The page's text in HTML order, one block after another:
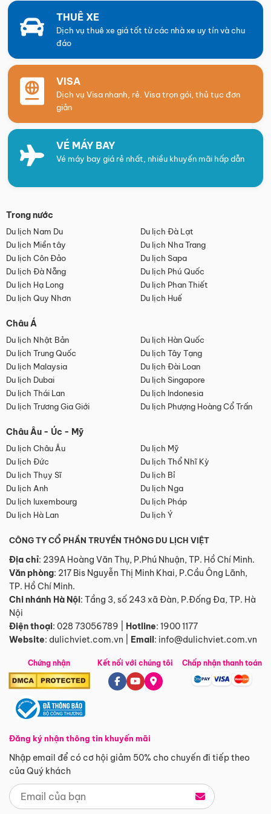
THUÊ XE
Dịch vụ thuê xe giá tốt từ các nhà xe uy tín và chu
đáo
VISA
Dịch vụ Visa nhanh, rẻ. Visa trọn gói, thủ tục đơn
giản
VÉ MÁY BAY
Vé máy bay giá rẻ nhất, nhiều khuyến mãi hấp dẫn
Trong nước
Du lịch Nam Du
Du lịch Đà Lạt
Du lịch Miền tây
Du lịch Nha Trang
Du lịch Côn Đảo
Du lịch Sapa
Du lịch Đà Nẵng
Du lịch Phú Quốc
Du lịch Hạ Long
Du lịch Phan Thiết
Du lịch Quy Nhơn
Du lịch Huế
Châu Á
Du lịch Nhật Bản
Du lịch Hàn Quốc
Du lịch Trung Quốc
Du lịch Tây Tạng
Du lịch Malaysia
Du lịch Đài Loan
Du lịch Dubai
Du lịch Singapore
Du lịch Thái Lan
Du lịch Indonesia
Du lịch Trương Gia Giới
Du lịch Phượng Hoàng Cổ Trấn
Châu Âu - Úc - Mỹ
Du lịch Châu Âu
Du lịch Mỹ
Du lịch Đức
Du lịch Thổ Nhĩ Kỳ
Du lịch Thụy Sĩ
Du lịch Bỉ
Du lịch Anh
Du lịch Nga
Du lịch luxembourg
Du lịch Pháp
Du lịch Hà Lan
Du lịch Ý
CÔNG TY CỔ PHẦN TRUYỀN THÔNG DU LỊCH VIỆT
Địa chỉ: 239A Hoàng Văn Thụ, P.Phú Nhuận, TP. Hồ Chí Minh.
Văn phòng: 217 Bis Nguyễn Thị Minh Khai, P.Cầu Ông Lãnh,
TP. Hồ Chí Minh.
Chi nhánh Hà Nội: Tầng 3, số 243 xã Đàn, P.Đống Đa, TP. Hà
Nội
Điện thoại: 028 73056789 Hotline: 1900 1177
Website: dulichviet.com.vn Email: info@dulichviet.com.vn
Chứng nhận
Đăng ký nhận thông tin khuyến mãi
Nhập email để có cơ hội giảm 50% cho chuyến đi tiếp theo
của Quý khách
Kết nối với chúng tôi Chấp nhận thanh toán